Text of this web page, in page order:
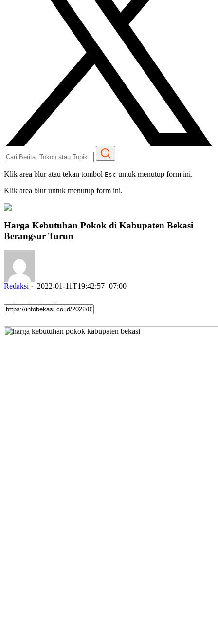
Klik area blur atau tekan tombol Esc untuk menutup form ini.
Klik area blur untuk menutup form ini.
Harga Kebutuhan Pokok di Kabupaten Bekasi
Berangsur Turun
Redaksi · 2022-01-11T19:42:57+07:00